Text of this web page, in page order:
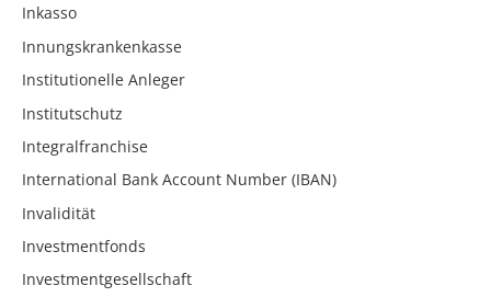
Inkasso
Innungskrankenkasse
Institutionelle Anleger
Institutschutz
Integralfranchise
International Bank Account Number (IBAN)
Invalidität
Investmentfonds
Investmentgesellschaft